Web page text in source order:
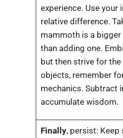
experience. Use your
relative difference.
mammoth is a
than adding one.
but then strive for
objects, remember
mechanics. Subtract
accumulate wisdom.
Finally, persist: Keep